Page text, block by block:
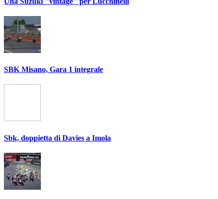
SBK Misano, Gara 1 integrale
Sbk, doppietta di Davies a Imola